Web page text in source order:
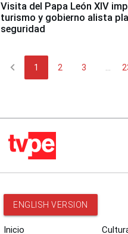
Visita del Papa León XIV
turismo y gobierno alista
seguridad
chevron_left 1 2 3
ENGLISH VERSION
Inicio